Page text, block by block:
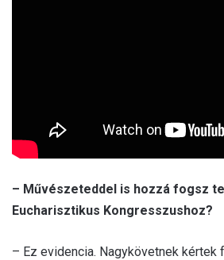
– Művészeteddel is hozzá fogsz
Eucharisztikus Kongresszushoz?
– Ez evidencia. Nagykövetnek kértek